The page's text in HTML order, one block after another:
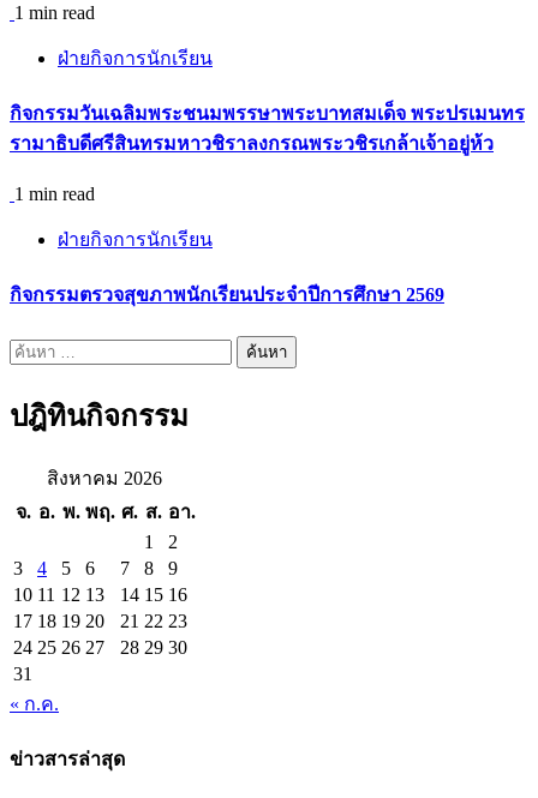
1 min read
ฝ่ายกิจการนักเรียน
กิจกรรมวันเฉลิมพระชนมพรรษาพระบาทสมเด็จ พระปรเมนทร
รามาธิบดีศรีสินทรมหาวชิราลงกรณพระวชิรเกล้าเจ้าอยู่ห้ว
1 min read
ฝ่ายกิจการนักเรียน
กิจกรรมตรวจสุขภาพนักเรียนประจำปีการศึกษา 2569
ค้นหา
ปฎิทินกิจกรรม
สิงหาคม 2026
จ. อ. พ. พฤ. ศ. ส. อา.
1
2
3
4 5 6 7 8
9
10 11 12 13 14 15 16
17 18 19 20 21 22 23
24 25 26 27 28 29 30
31
« ก.ค.
ข่าวสารล่าสุด